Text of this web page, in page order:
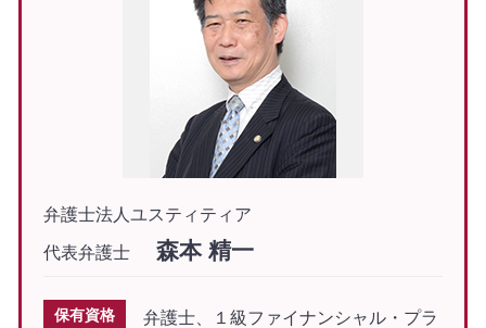
弁護士法人ユスティティア
代表弁護士
森本 精一
保有資格
弁護士、１級ファイナンシャル・プラ